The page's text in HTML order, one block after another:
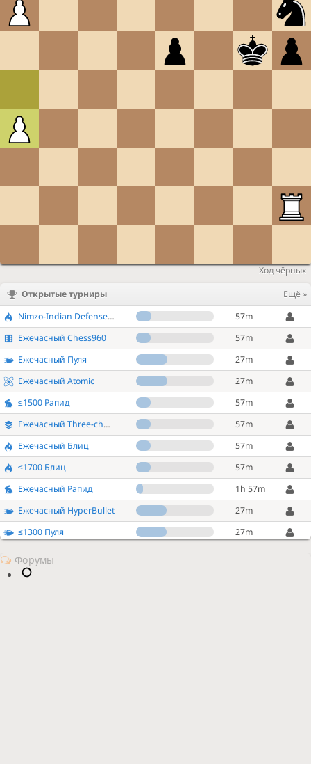
Ход чёрных
Открытые турниры
Ещё »
Nimzo-Indian Defense SuperBlitz
57m
Ежечасный Chess960
57m
Ежечасный Пуля
27m
Ежечасный Atomic
27m
≤1500 Рапид
57m
Ежечасный Three-check
57m
Ежечасный Блиц
57m
≤1700 Блиц
57m
Ежечасный Рапид
1h 57m
Ежечасный HyperBullet
27m
≤1300 Пуля
27m
Ежечасный UltraBullet